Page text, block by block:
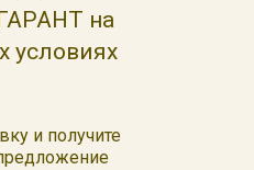
на
условиях
и получите